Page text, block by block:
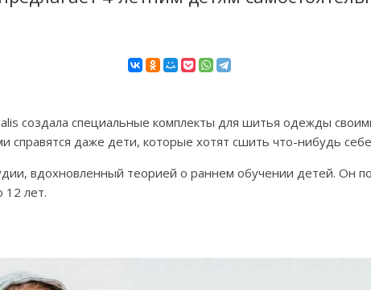
создала специальные комплекты для шитья одежды
справятся даже дети, которые хотят сшить что-нибудь
вдохновленный теорией о раннем обучении детей. Он
12 лет.